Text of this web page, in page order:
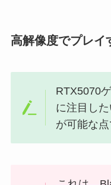
高解像度でプレイ
RTX5070
に注目し
が可能な点